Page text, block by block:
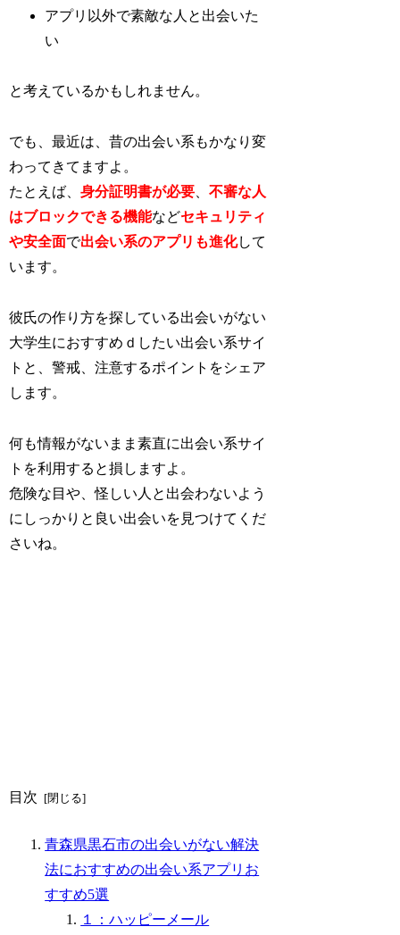
アプリ以外で素敵な人と出会いた
い
と考えているかもしれません。
でも、最近は、昔の出会い系もかなり変
わってきてますよ。
たとえば、身分証明書が必要 、不審な人
はブロックできる機能などセキュリティ
や安全面で出会い系のアプリも進化して
います。
彼氏の作り方を探している出会いがない
大学生におすすめｄしたい出会い系サイ
トと、警戒、注意するポイントをシェア
します。
何も情報がないまま素直に出会い系サイ
トを利用すると損しますよ。
危険な目や、怪しい人と出会わないよう
にしっかりと良い出会いを見つけてくだ
さいね。
目次
青森県黒石市の出会いがない解決
法におすすめの出会い系アプリお
すすめ5選
１：ハッピーメール